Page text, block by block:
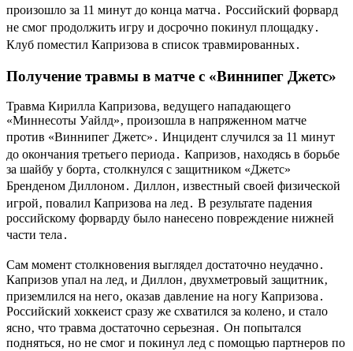
произошло за 11 минут до конца матча․ Российский форвард
не смог продолжить игру и досрочно покинул площадку․
Клуб поместил Капризова в список травмированных․
Получение травмы в матче с «Виннипег Джетс»
Травма Кирилла Капризова‚ ведущего нападающего
«Миннесоты Уайлд»‚ произошла в напряженном матче
против «Виннипег Джетс»․ Инцидент случился за 11 минут
до окончания третьего периода․ Капризов‚ находясь в борьбе
за шайбу у борта‚ столкнулся с защитником «Джетс»
Бренденом Диллоном․ Диллон‚ известный своей физической
игрой‚ повалил Капризова на лед․ В результате падения
российскому форварду было нанесено повреждение нижней
части тела․
Сам момент столкновения выглядел достаточно неудачно․
Капризов упал на лед‚ и Диллон‚ двухметровый защитник‚
приземлился на него‚ оказав давление на ногу Капризова․
Российский хоккеист сразу же схватился за колено‚ и стало
ясно‚ что травма достаточно серьезная․ Он попытался
подняться‚ но не смог и покинул лед с помощью партнеров по